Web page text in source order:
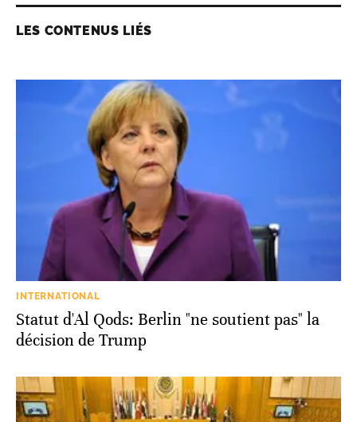
LES CONTENUS LIÉS
INTERNATIONAL
Statut d'Al Qods: Berlin "ne soutient pas" la
décision de Trump